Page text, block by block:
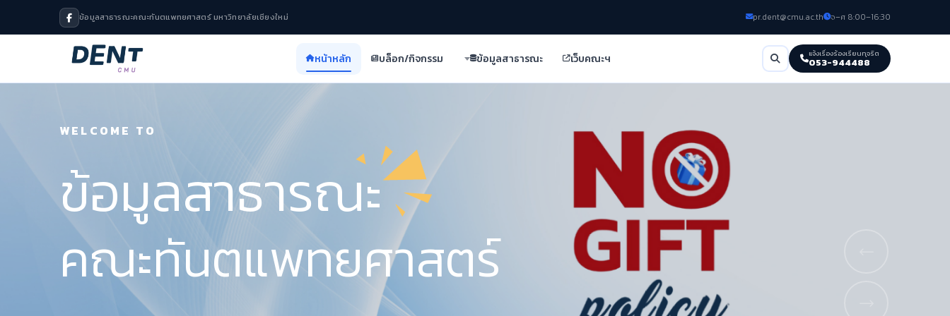
ข้อมูลสาธารณะคณะทันตแพทยศาสตร์ มหาวิทยาลัยเชียงใหม่ pr.dent@cmu.ac.th จ–ศ 8:00–16:30
หน้าหลัก บล็อก/กิจกรรม ข้อมูลสาธารณะ เว็บคณะฯ แจ้งเรื่องร้องเรียนทุจริต
053-944488
WELCOME TO
ข้อมูลสาธารณะ
คณะทันตแพทยศาสตร์